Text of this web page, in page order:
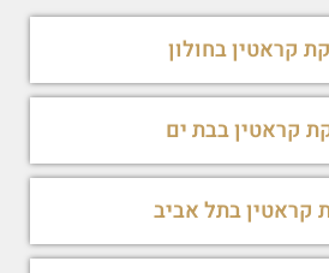
קראטין בחולון
קראטין בבת ים
קראטין בתל אביב